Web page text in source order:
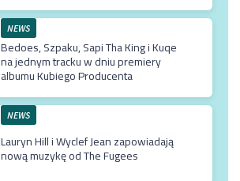
NEWS
Bedoes, Szpaku, Sapi Tha King i Kuqe
na jednym tracku w dniu premiery
albumu Kubiego Producenta
NEWS
Lauryn Hill i Wyclef Jean zapowiadają
nową muzykę od The Fugees